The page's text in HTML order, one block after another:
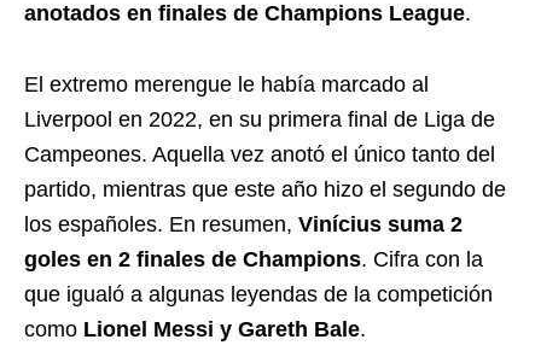
anotados en finales de Champions League.
El extremo merengue le había marcado al
Liverpool en 2022, en su primera final de Liga de
Campeones. Aquella vez anotó el único tanto del
partido, mientras que este año hizo el segundo de
los españoles. En resumen, Vinícius suma 2
goles en 2 finales de Champions. Cifra con la
que igualó a algunas leyendas de la competición
como Lionel Messi y Gareth Bale.